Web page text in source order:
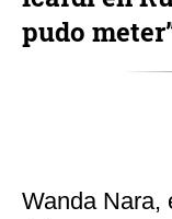
pudo
Wanda Nara,